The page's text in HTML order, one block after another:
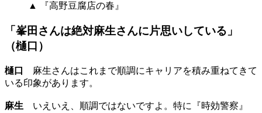
▲ 『高野豆腐店の春』
「峯田さんは絶対麻生さんに片思いしている」
（樋口）
樋口
麻生さんはこれまで順調にキャリアを積み重ねてきて
いる印象があります。
麻生 いえいえ、順調ではないですよ。特に『時効警察』